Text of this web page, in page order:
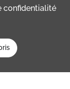
confidentialité